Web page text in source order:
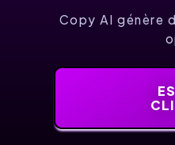
Copy AI génère